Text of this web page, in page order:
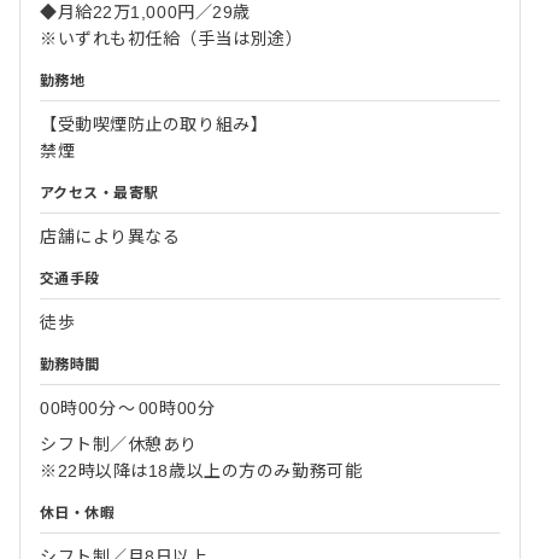
◆月給22万1,000円／29歳
※いずれも初任給（手当は別途）
勤務地
【受動喫煙防止の取り組み】
禁煙
アクセス・最寄駅
店舗により異なる
交通手段
徒歩
勤務時間
00時00分〜00時00分
シフト制／休憩あり
※22時以降は18歳以上の方のみ勤務可能
休日・休暇